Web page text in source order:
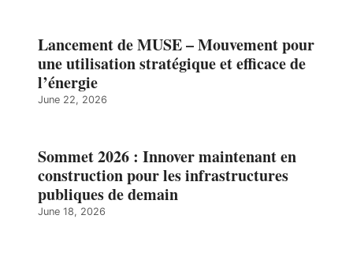
Lancement de MUSE – Mouvement pour
une utilisation stratégique et efficace de
l’énergie
June 22, 2026
Sommet 2026 : Innover maintenant en
construction pour les infrastructures
publiques de demain
June 18, 2026